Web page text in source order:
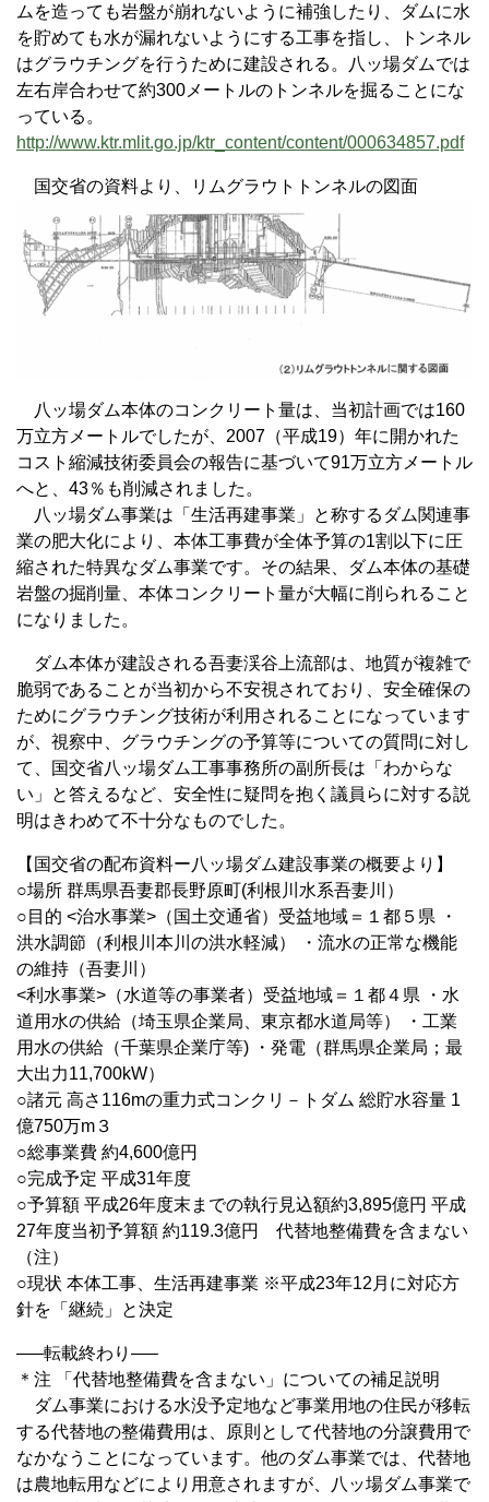
ムを造っても岩盤が崩れないように補強したり、ダムに水
を貯めても水が漏れないようにする工事を指し、トンネル
はグラウチングを行うために建設される。八ッ場ダムでは
左右岸合わせて約300メートルのトンネルを掘ることにな
っている。
http://www.ktr.mlit.go.jp/ktr_content/content/000634857.pdf
国交省の資料より、リムグラウトトンネルの図面
八ッ場ダム本体のコンクリート量は、当初計画では160
万立方メートルでしたが、2007（平成19）年に開かれた
コスト縮減技術委員会の報告に基づいて91万立方メートル
へと、43％も削減されました。
八ッ場ダム事業は「生活再建事業」と称するダム関連事
業の肥大化により、本体工事費が全体予算の1割以下に圧
縮された特異なダム事業です。その結果、ダム本体の基礎
岩盤の掘削量、本体コンクリート量が大幅に削られること
になりました。
ダム本体が建設される吾妻渓谷上流部は、地質が複雑で
脆弱であることが当初から不安視されており、安全確保の
ためにグラウチング技術が利用されることになっています
が、視察中、グラウチングの予算等についての質問に対し
て、国交省八ッ場ダム工事事務所の副所長は「わからな
い」と答えるなど、安全性に疑問を抱く議員らに対する説
明はきわめて不十分なものでした。
【国交省の配布資料ー八ッ場ダム建設事業の概要より】
○場所 群馬県吾妻郡長野原町(利根川水系吾妻川）
○目的 <治水事業>（国土交通省）受益地域＝１都５県 ・
洪水調節（利根川本川の洪水軽減） ・流水の正常な機能
の維持（吾妻川）
<利水事業>（水道等の事業者）受益地域＝１都４県 ・水
道用水の供給（埼玉県企業局、東京都水道局等） ・工業
用水の供給（千葉県企業庁等) ・発電（群馬県企業局；最
大出力11,700kW）
○諸元 高さ116mの重力式コンクリ－トダム 総貯水容量 1
億750万m３
○総事業費 約4,600億円
○完成予定 平成31年度
○予算額 平成26年度末までの執行見込額約3,895億円 平成
27年度当初予算額 約119.3億円 代替地整備費を含まない
（注）
○現状 本体工事、生活再建事業 ※平成23年12月に対応方
針を「継続」と決定
—–転載終わり—–
＊注 「代替地整備費を含まない」についての補足説明
ダム事業における水没予定地など事業用地の住民が移転
する代替地の整備費用は、原則として代替地の分譲費用で
なかなうことになっています。他のダム事業では、代替地
は農地転用などにより用意されますが、八ッ場ダム事業で